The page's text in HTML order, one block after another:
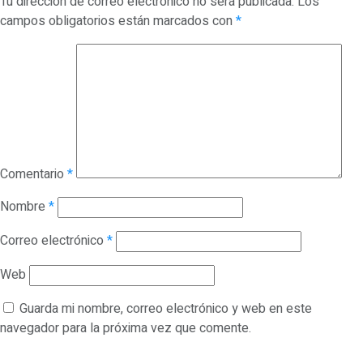
campos obligatorios están marcados con*
Comentario *
Nombre *
Correo electrónico *
Web
Guarda mi nombre, correo electrónico y web en este
navegador para la próxima vez que comente.